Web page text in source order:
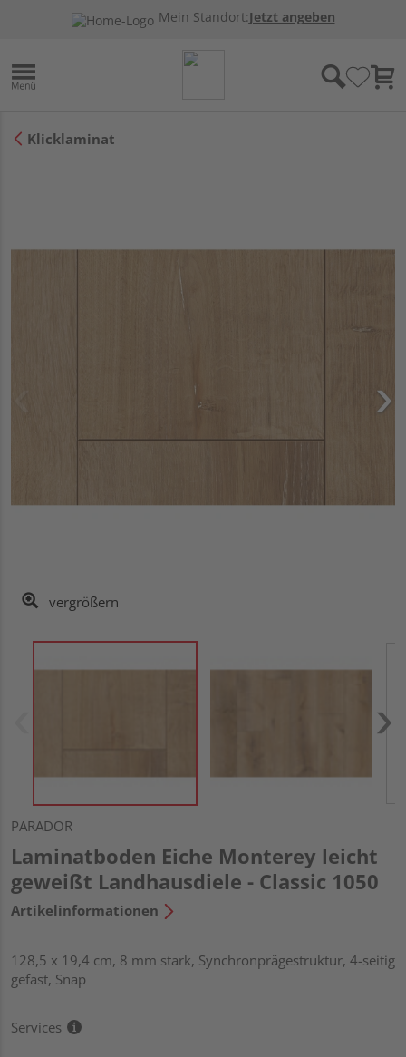
Mein Standort:Jetzt angeben
Klicklaminat
vergrößern
PARADOR
Laminatboden Eiche Monterey leicht
geweißt Landhausdiele - Classic 1050
Artikelinformationen
128,5 x 19,4 cm, 8 mm stark, Synchronprägestruktur, 4-seitig
gefast, Snap
Services